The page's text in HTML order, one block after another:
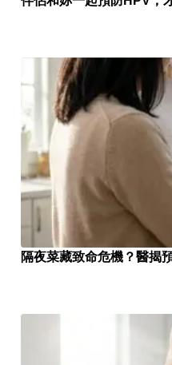
隔夜菜藏致命危機？醫揭